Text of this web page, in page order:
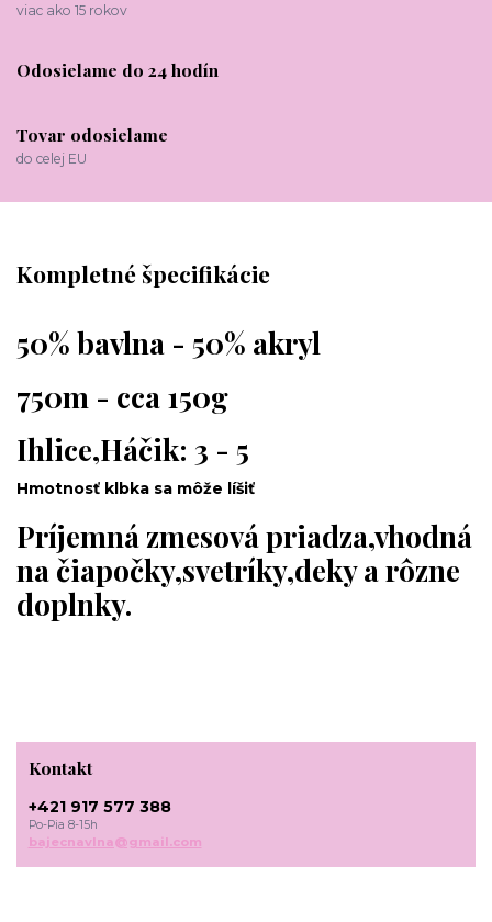
viac ako 15 rokov
Odosielame do 24 hodín
Tovar odosielame
do celej EU
Kompletné špecifikácie
50% bavlna - 50% akryl
750m - cca 150g
Ihlice,Háčik: 3 - 5
Hmotnosť klbka sa môže líšiť
Príjemná zmesová priadza,vhodná
na čiapočky,svetríky,deky a rôzne
doplnky.
Kontakt
+421 917 577 388
Po-Pia 8-15h
bajecnavlna@gmail.com